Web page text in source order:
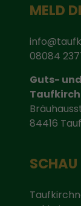
MELD
08084
Guts-
84416
SCHAU